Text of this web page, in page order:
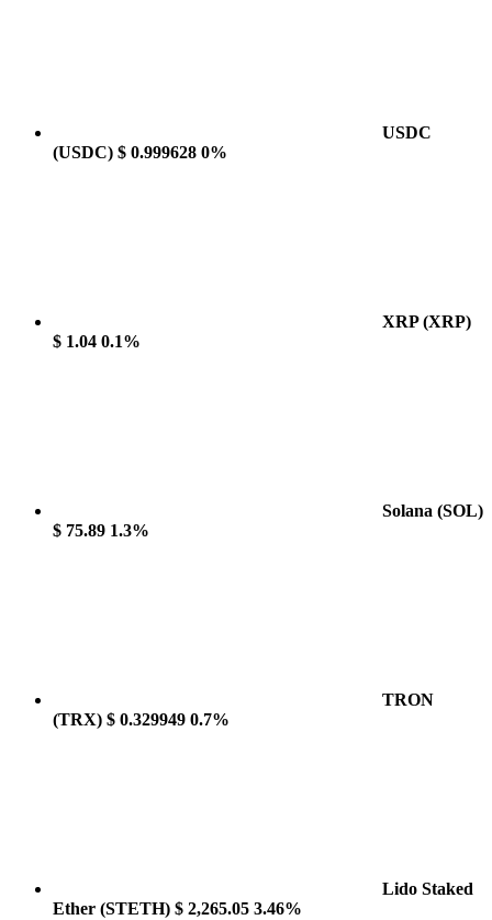
USDC
(USDC) $ 0.999628 0%
XRP(XRP)
$ 1.04 0.1%
Solana (SOL)
$ 75.89 1.3%
TRON
(TRX) $ 0.329949 0.7%
Lido Staked
Ether (STETH) $ 2,265.05 3.46%